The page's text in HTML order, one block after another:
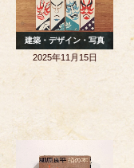
建築・デザイン・写真
2025年11月15日